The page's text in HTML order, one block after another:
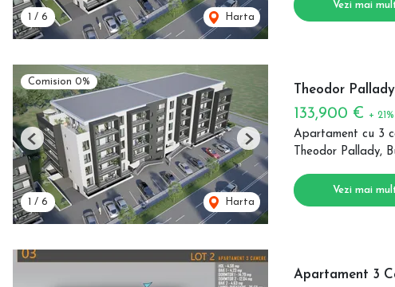
1 / 6 Harta
Vezi mai
Comision 0%
1 / 6 Harta
Previous Next
Theodor
133,900 € +
Apartament cu 3
Theodor Pallady,
Vezi mai
Apartament 3